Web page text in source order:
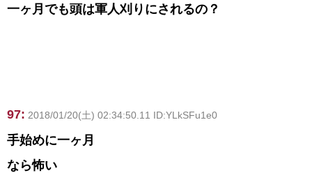
一ヶ月でも頭は軍人刈りにされるの？
97: 2018/01/20(土) 02:34:50.11 ID:YLkSFu1e0
手始めに一ヶ月
なら怖い